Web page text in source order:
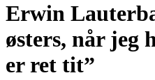
Erwin
østers, når jeg
er ret tit”